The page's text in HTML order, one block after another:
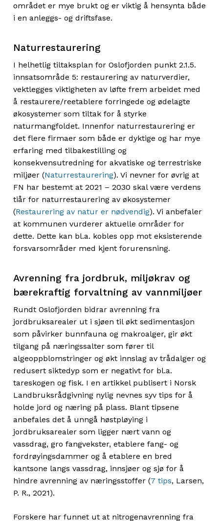
området er mye brukt og er viktig å hensynta både
i en anleggs- og driftsfase.
Naturrestaurering
I helhetlig tiltaksplan for Oslofjorden punkt 2.1.5.
innsatsområde 5: restaurering av naturverdier,
vektlegges viktigheten av løfte frem arbeidet med
å restaurere/reetablere forringede og ødelagte
økosystemer som tiltak for å styrke
naturmangfoldet. Innenfor naturrestaurering er
det flere firmaer som både er dyktige og har mye
erfaring med tilbakestilling og
konsekvensutredning for akvatiske og terrestriske
miljøer (Naturrestaurering). Vi nevner for øvrig at
FN har bestemt at 2021 – 2030 skal være verdens
tiår for naturrestaurering av økosystemer
(Restaurering av natur er nødvendig). Vi anbefaler
at kommunen vurderer aktuelle områder for
dette. Dette kan bl.a. kobles opp mot eksisterende
forsvarsområder med kjent forurensning.
Avrenning fra jordbruk, miljøkrav og
bærekraftig forvaltning av vannmiljøer
Rundt Oslofjorden bidrar avrenning fra
jordbruksarealer ut i sjøen til økt sedimentasjon
som påvirker bunnfauna og makroalger, gir økt
tilgang på næringssalter som fører til
algeoppblomstringer og økt innslag av trådalger og
redusert siktedyp som er negativt for bl.a.
tareskogen og fisk. I en artikkel publisert i Norsk
Landbruksrådgivning nylig nevnes syv tips for å
holde jord og næring på plass. Blant tipsene
anbefales det å unngå høstpløying i
jordbruksarealer som ligger nært vann og
vassdrag, gro fangvekster, etablere fang- og
fordrøyingsdammer og å etablere en bred
kantsone langs vassdrag, innsjøer og sjø for å
hindre avrenning av næringsstoffer (7 tips, Larsen,
P. R., 2021).
Forskere har funnet ut at nitrogenavrenning fra